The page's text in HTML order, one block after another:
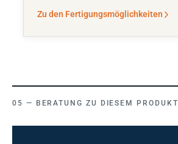
Zu den Fertigungsmöglichkeiten
BERATUNG ZU DIESEM PRODUKT